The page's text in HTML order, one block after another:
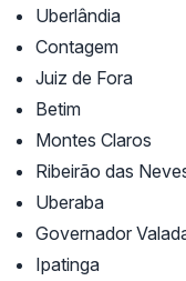
Uberlândia
Contagem
Juiz de Fora
Betim
Montes Claros
Ribeirão das
Uberaba
Governador
Ipatinga